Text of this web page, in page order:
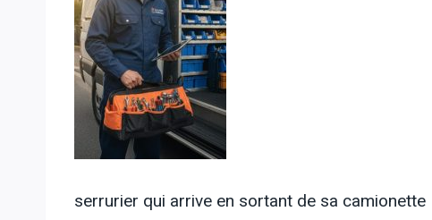
serrurier qui arrive en sortant de sa camionette